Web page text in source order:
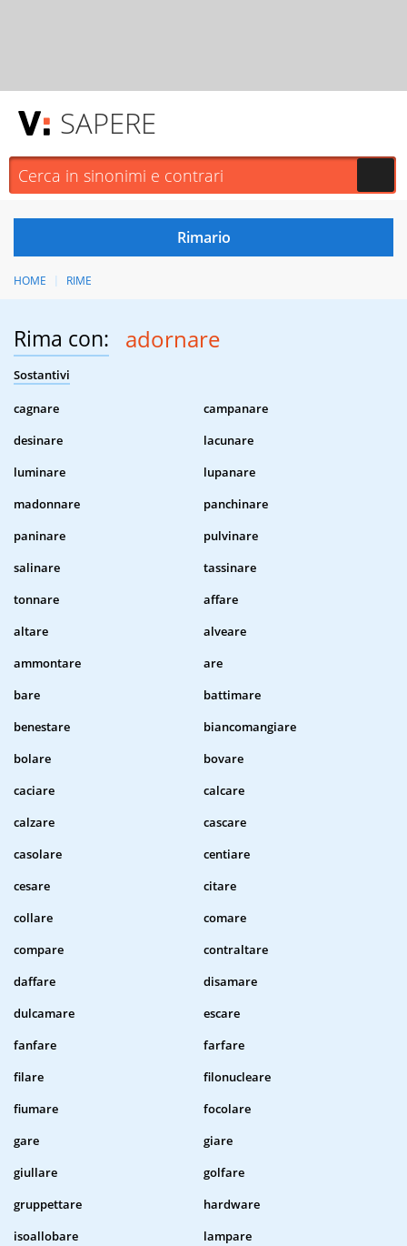
SAPERE
HOME RIME
Rima con: adornare
Sostantivi
cagnare
campanare
desinare
lacunare
luminare
lupanare
madonnare
panchinare
paninare
pulvinare
salinare
tassinare
tonnare
affare
altare
alveare
ammontare
are
bare
battimare
benestare
biancomangiare
bolare
bovare
caciare
calcare
calzare
cascare
casolare
centiare
cesare
citare
collare
comare
compare
contraltare
daffare
disamare
dulcamare
escare
fanfare
farfare
filare
filonucleare
fiumare
focolare
gare
giare
giullare
golfare
gruppettare
hardware
isoallobare
lampare